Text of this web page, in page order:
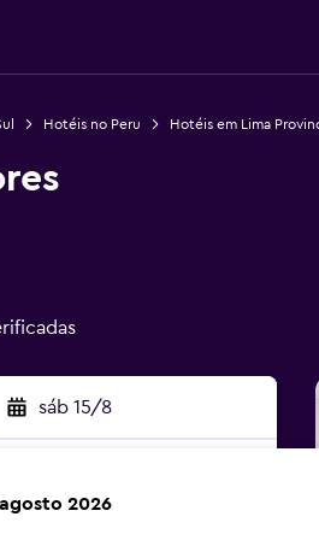
Hotéis no Peru Hotéis em Lima
sáb 15/8
agosto 2026